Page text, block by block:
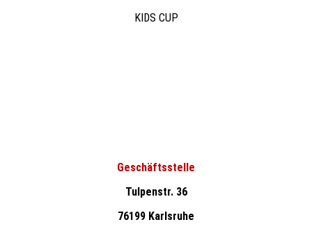
KIDS CUP
Geschäftsstelle
Tulpenstr. 36
76199 Karlsruhe